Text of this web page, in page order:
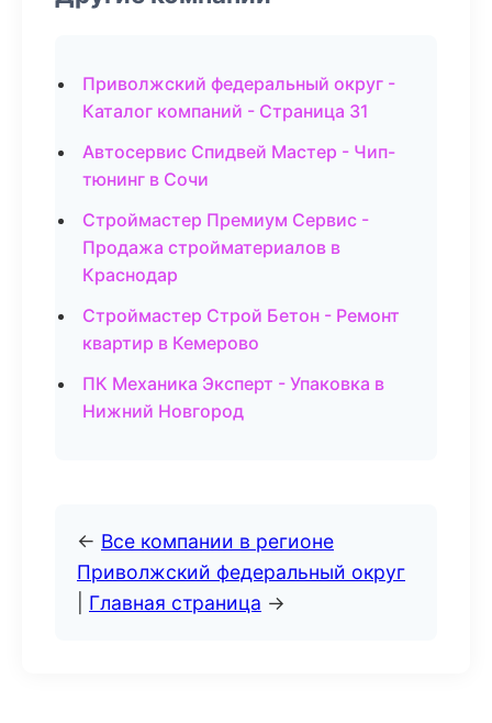
Приволжский федеральный округ -
Каталог компаний - Страница 31
Автосервис Спидвей Мастер - Чип-
тюнинг в Сочи
Строймастер Премиум Сервис -
Продажа стройматериалов в
Краснодар
Строймастер Строй Бетон - Ремонт
квартир в Кемерово
ПК Механика Эксперт - Упаковка в
Нижний Новгород
← Все компании в регионе
Приволжский федеральный округ
Главная страница →